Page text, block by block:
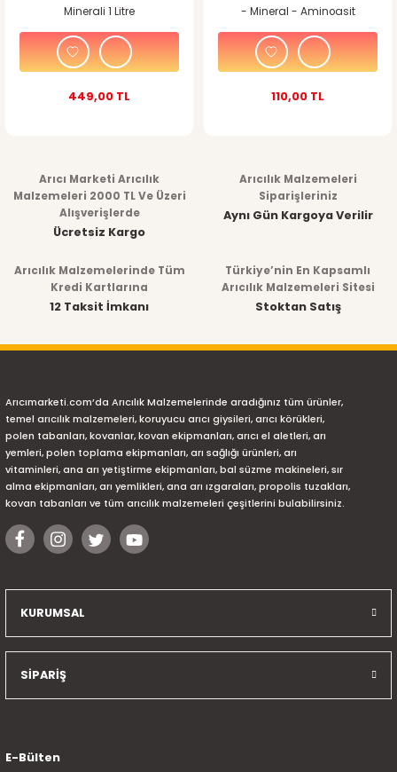
Minerali 1 Litre
449,00 TL
- Mineral - Aminoasit
110,00 TL
Arıcı Marketi Arıcılık
Malzemeleri 2000 TL Ve Üzeri
Alışverişlerde
Ücretsiz Kargo
Arıcılık Malzemeleri
Siparişleriniz
Aynı Gün Kargoya Verilir
Arıcılık Malzemelerinde Tüm
Kredi Kartlarına
12 Taksit İmkanı
Türkiye’nin En Kapsamlı
Arıcılık Malzemeleri Sitesi
Stoktan Satış
Arıcımarketi.com’da Arıcılık Malzemelerinde aradığınız tüm ürünler,
temel arıcılık malzemeleri, koruyucu arıcı giysileri, arıcı körükleri,
polen tabanları, kovanlar, kovan ekipmanları, arıcı el aletleri, arı
yemleri, polen toplama ekipmanları, arı sağlığı ürünleri, arı
vitaminleri, ana arı yetiştirme ekipmanları, bal süzme makineleri, sır
alma ekipmanları, arı yemlikleri, ana arı ızgaraları, propolis tuzakları,
kovan tabanları ve tüm arıcılık malzemeleri çeşitlerini bulabilirsiniz.
KURUMSAL
SİPARİŞ
E-Bülten